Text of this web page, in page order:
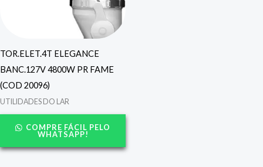
TOR.ELET.4T ELEGANCE
BANC.127V 4800W PR FAME
(COD 20096)
UTILIDADES DO LAR
COMPRE FÁCIL PELO
WHATSAPP!